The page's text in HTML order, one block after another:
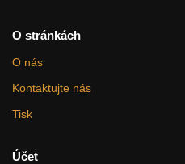
O stránkách
O nás
Kontaktujte nás
Tisk
Účet